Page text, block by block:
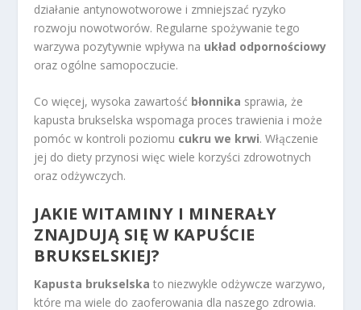
działanie antynowotworowe i zmniejszać ryzyko
rozwoju nowotworów. Regularne spożywanie tego
warzywa pozytywnie wpływa na układ odpornościowy
oraz ogólne samopoczucie.
Co więcej, wysoka zawartość błonnika sprawia, że
kapusta brukselska wspomaga proces trawienia i może
pomóc w kontroli poziomu cukru we krwi. Włączenie
jej do diety przynosi więc wiele korzyści zdrowotnych
oraz odżywczych.
JAKIE WITAMINY I MINERAŁY
ZNAJDUJĄ SIĘ W KAPUŚCIE
BRUKSELSKIEJ?
Kapusta brukselska to niezwykle odżywcze warzywo,
które ma wiele do zaoferowania dla naszego zdrowia.